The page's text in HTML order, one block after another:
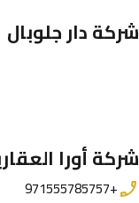
شركة دار جلوبال
شركة أورا
+971555785757